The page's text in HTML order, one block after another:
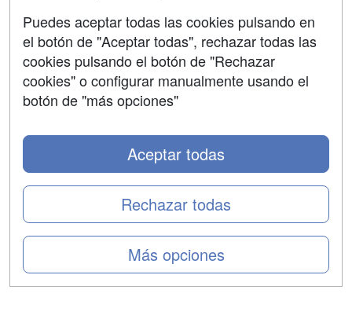
Copyleft
Puedes aceptar todas las cookies pulsando en
el botón de "Aceptar todas", rechazar todas las
cookies pulsando el botón de "Rechazar
cookies" o configurar manualmente usando el
botón de "más opciones"
Más opciones
Rechazar todas
Aceptar todas